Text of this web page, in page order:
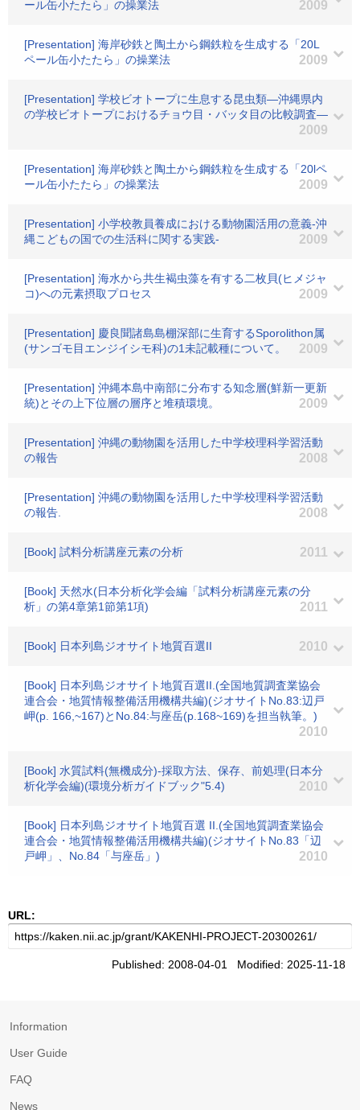
ール缶小たたら」の操業法
2009
[Presentation] 海岸砂鉄と陶土から鋼鉄粒を生成する「20L
ペール缶小たたら」の操業法
2009
[Presentation] 学校ビオトープに生息する昆虫類―沖縄県内
の学校ビオトープにおけるチョウ目・バッタ目の比較調査―
2009
[Presentation] 海岸砂鉄と陶土から鋼鉄粒を生成する「20lペ
ール缶小たたら」の操業法
2009
[Presentation] 小学校教員養成における動物園活用の意義-沖
縄こどもの国での生活科に関する実践-
2009
[Presentation] 海水から共生褐虫藻を有する二枚貝(ヒメジャ
コ)への元素摂取プロセス
2009
[Presentation] 慶良聞諸島島棚深部に生育するSporolithon属
(サンゴモ目エンジイシモ科)の1未記載種について。
2009
[Presentation] 沖縄本島中南部に分布する知念層(鮮新一更新
統)とその上下位層の層序と堆積環境。
2009
[Presentation] 沖縄の動物園を活用した中学校理科学習活動
の報告
2008
[Presentation] 沖縄の動物園を活用した中学校理科学習活動
の報告.
2008
[Book] 試料分析講座元素の分析 2011
[Book] 天然水(日本分析化学会編「試料分析講座元素の分
析」の第4章第1節第1項)
2011
[Book] 日本列島ジオサイト地質百選II 2010
[Book] 日本列島ジオサイト地質百選II.(全国地質調査業協会
連合会・地質情報整備活用機構共編)(ジオサイトNo.83:辺戸
岬(p. 166,~167)とNo.84:与座岳(p.168~169)を担当執筆。)
2010
[Book] 水質試料(無機成分)-採取方法、保存、前処理(日本分
析化学会編)(環境分析ガイドブック"5.4)
2010
[Book] 日本列島ジオサイト地質百選 II.(全国地質調査業協会
連合会・地質情報整備活用機構共編)(ジオサイトNo.83「辺
戸岬」、No.84「与座岳」)
2010
URL:
Published: 2008-04-01 Modified: 2025-11-18
Information
User Guide
FAQ
News